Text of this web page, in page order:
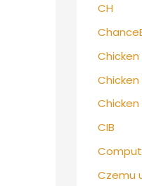
CH
Chicken
Chicken
Chicken
CIB
Czemu